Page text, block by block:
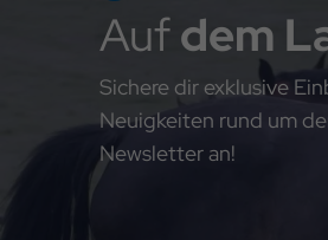
Aufdem
Sichere dir exklusive
Neuigkeiten rund um
Newsletter an!